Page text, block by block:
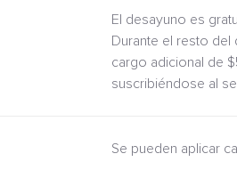
El desayuno es
Durante el resto
cargo adicional de
suscribiéndose al
Se pueden aplicar